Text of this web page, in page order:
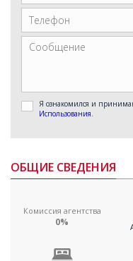
Я ознакомился и
Использования
ОБЩИЕ СВЕДЕНИЯ
Комиссия агентства
0%